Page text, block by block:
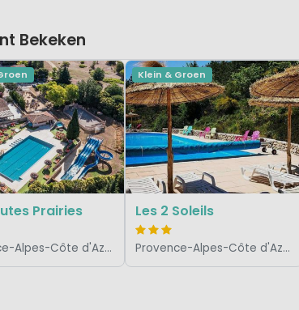
Bekeken
Prairies
Provence-Alpes-Côte d'Azur, Frankrijk
Klein & Groen
Les 2 Soleils
Provence-Alpes-Côte d'Azur, Frankrijk